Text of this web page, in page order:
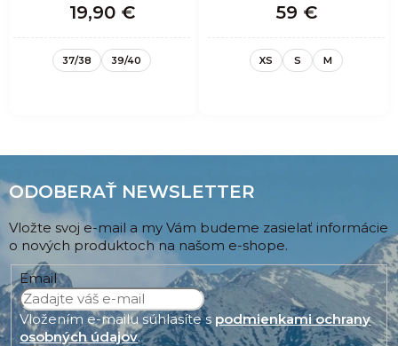
19,90 €
37/38 39/40
59 €
XS S M
ODOBERAŤ NEWSLETTER
Vložte svoj e-mail a my Vám budeme zasielať informácie
o nových produktoch na našom e-shope.
Email
Vložením e-mailu súhlasíte spodmienkami ochrany
osobných údajov.